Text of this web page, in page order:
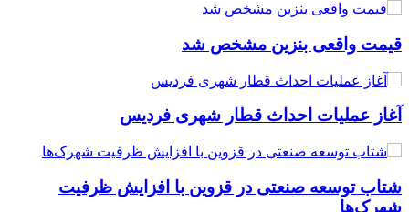
قیمت واقعی بنزین مشخص شد
آغاز عملیات احداث قطار شهری فردیس
شتاب توسعه صنعتی در قزوین با افزایش ظرفیت
شهرک‌ها